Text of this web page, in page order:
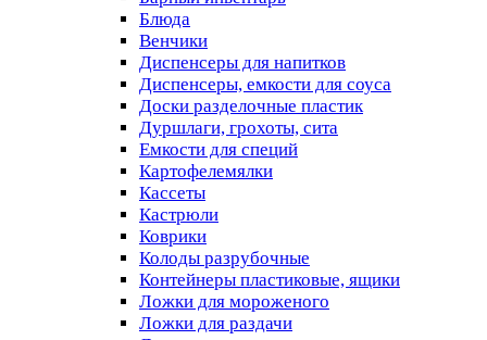
Блюда
Венчики
Диспенсеры для напитков
Диспенсеры, емкости для соуса
Доски разделочные пластик
Дуршлаги, грохоты, сита
Емкости для специй
Картофелемялки
Кассеты
Кастрюли
Коврики
Колоды разрубочные
Контейнеры пластиковые, ящики
Ложки для мороженого
Ложки для раздачи